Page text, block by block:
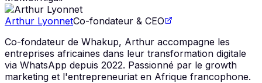
Arthur LyonnetCo-fondateur & CEO
Co-fondateur de Whakup, Arthur accompagne les
entreprises africaines dans leur transformation digitale
via WhatsApp depuis 2022. Passionné par le growth
marketing et l'entrepreneuriat en Afrique francophone.